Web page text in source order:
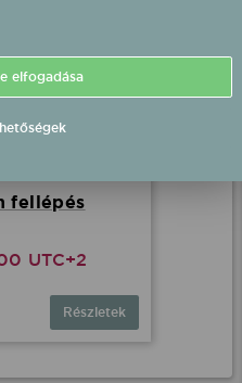
fellépés
UTC+2
Részletek
Minden cookie elfogadása